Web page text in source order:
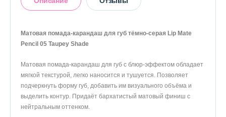
Матовая помада-карандаш для губ тёмно-серая Lip Mate
Pencil 05 Taupey Shade
Матовая помада-карандаш для губ с блюр-эффектом обладает
мягкой текстурой, легко наносится и тушуется. Позволяет
подчеркнуть форму губ, добавить им визуального объёма и
выделить контур. Придаёт бархатистый матовый финиш с
нейтральным оттенком.